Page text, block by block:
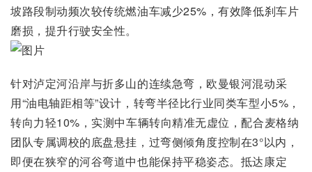
坡路段制动频次较传统燃油车减少25%，有效降低刹车片
磨损，提升行驶安全性。
针对泸定河沿岸与折多山的连续急弯，欧曼银河混动采
用“油电轴距相等”设计，转弯半径比行业同类车型小5%，
转向力轻10%，实测中车辆转向精准无虚位，配合麦格纳
团队专属调校的底盘悬挂，过弯侧倾角度控制在3°以内，
即便在狭窄的河谷弯道中也能保持平稳姿态。抵达康定